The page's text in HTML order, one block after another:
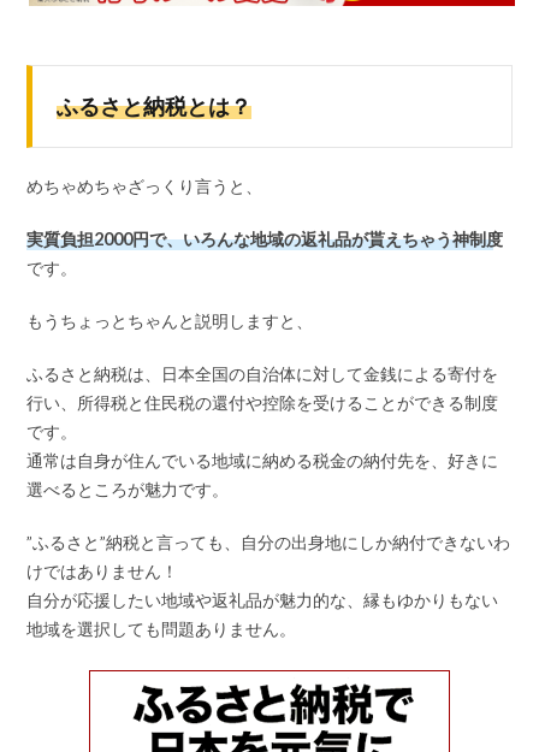
ふるさと納税とは？
めちゃめちゃざっくり言うと、
実質負担2000円で、いろんな地域の返礼品が貰えちゃう神制度
です。
もうちょっとちゃんと説明しますと、
ふるさと納税は、日本全国の自治体に対して金銭による寄付を
行い、所得税と住民税の還付や控除を受けることができる制度
です。
通常は自身が住んでいる地域に納める税金の納付先を、好きに
選べるところが魅力です。
”ふるさと”納税と言っても、自分の出身地にしか納付できないわ
けではありません！
自分が応援したい地域や返礼品が魅力的な、縁もゆかりもない
地域を選択しても問題ありません。